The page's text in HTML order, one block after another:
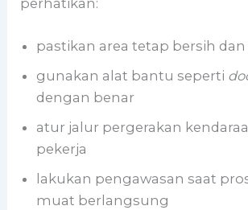
pastikan area tetap bersih
gunakan alat bantu seperti
dengan benar
atur jalur pergerakan
pekerja
lakukan pengawasan saat
muat berlangsung